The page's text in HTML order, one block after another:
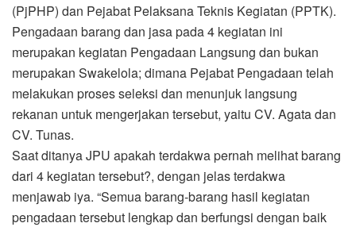
(PjPHP) dan Pejabat Pelaksana Teknis Kegiatan (PPTK).
Pengadaan barang dan jasa pada 4 kegiatan ini
merupakan kegiatan Pengadaan Langsung dan bukan
merupakan Swakelola; dimana Pejabat Pengadaan telah
melakukan proses seleksi dan menunjuk langsung
rekanan untuk mengerjakan tersebut, yaitu CV. Agata dan
CV. Tunas.
Saat ditanya JPU apakah terdakwa pernah melihat barang
dari 4 kegiatan tersebut?, dengan jelas terdakwa
menjawab iya. “Semua barang-barang hasil kegiatan
pengadaan tersebut lengkap dan berfungsi dengan baik